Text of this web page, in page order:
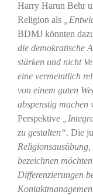
Harry Harun Behr
Religion als
BDMJ könnten
die demokratische
stärken und nicht
eine vermeintlich
von einem guten
abspenstig machen
Perspektive
zu gestalten“. Die
bezeichnen
Differenzierungen